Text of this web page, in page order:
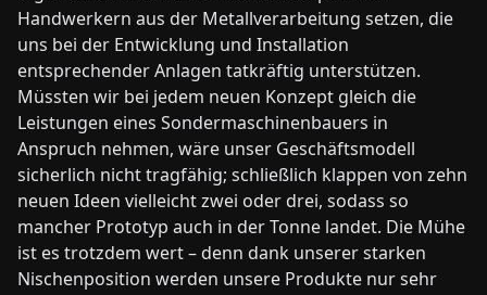
Handwerkern aus der Metallverarbeitung setzen, die
uns bei der Entwicklung und Installation
entsprechender Anlagen tatkräftig unterstützen.
Müssten wir bei jedem ne­­uen Konzept gleich die
Leistungen eines Sondermaschinenbauers in
Anspruch nehmen, wäre unser Geschäftsmodell
sicherlich nicht tragfähig; schließlich klappen von zehn
neuen Ideen vielleicht zwei oder drei, sodass so
mancher Prototyp auch in der Tonne landet. Die Mühe
ist es trotzdem wert – denn dank unserer starken
Nischenposition werden unsere Produkte nur sehr